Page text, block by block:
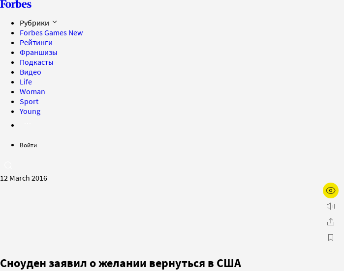
Рубрики
Forbes Games New
Рейтинги
Франшизы
Подкасты
Видео
Life
Woman
Sport
Young
Войти
12 March 2016
Сноуден заявил о желании вернуться в США